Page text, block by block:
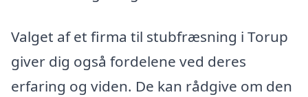
Valget af et firma til stubfræsning i Torup
giver dig også fordelene ved deres
erfaring og viden. De kan rådgive om den